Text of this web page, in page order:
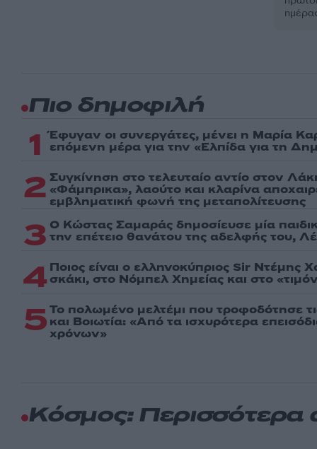
Πιο δημοφιλή
1 Έφυγαν οι συνεργάτες, μένει η Μαρία
επόμενη μέρα για την «Ελπίδα για τη
2 Συγκίνηση στο τελευταίο αντίο στον
«Φάμπρικα», λαούτο και κλαρίνα
εμβληματική φωνή της μεταπολίτευσης
3 Ο Κώστας Σαμαράς δημοσίευσε μία
την επέτειο θανάτου της αδελφής του,
4 Ποιος είναι ο ελληνοκύπριος Sir Ντέμης
σκάκι, στο Νόμπελ Χημείας και στο
5Το πολωμένο μελτέμι που τροφοδότησε
και Βοιωτία: «Από τα ισχυρότερα
χρόνων»
Κόσμος: Περισσότερα